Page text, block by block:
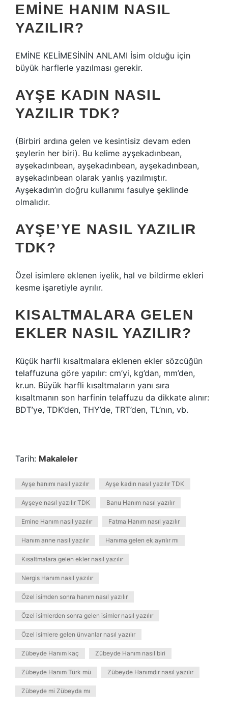
EMINE HANIM NASIL
YAZILIR?
EMİNE KELİMESİNİN ANLAMI İsim olduğu için
büyük harflerle yazılması gerekir.
AYŞE KADIN NASIL
YAZILIR TDK?
(Birbiri ardına gelen ve kesintisiz devam eden
şeylerin her biri). Bu kelime ayşekadınbean,
ayşekadınbean, ayşekadınbean, ayşekadınbean,
ayşekadınbean olarak yanlış yazılmıştır.
Ayşekadın’ın doğru kullanımı fasulye şeklinde
olmalıdır.
AYŞE’YE NASIL YAZILIR
TDK?
Özel isimlere eklenen iyelik, hal ve bildirme ekleri
kesme işaretiyle ayrılır.
KISALTMALARA GELEN
EKLER NASIL YAZILIR?
Küçük harfli kısaltmalara eklenen ekler sözcüğün
telaffuzuna göre yapılır: cm’yi, kg’dan, mm’den,
kr.un. Büyük harfli kısaltmaların yanı sıra
kısaltmanın son harfinin telaffuzu da dikkate alınır:
BDT’ye, TDK’den, THY’de, TRT’den, TL’nın, vb.
Tarih: Makaleler
Ayşe hanımı nasıl yazılır Ayşe kadın nasıl yazılır TDK
Ayşeye nasıl yazılır TDK Banu Hanım nasıl yazılır
Emine Hanım nasıl yazılır Fatma Hanım nasıl yazılır
Hanım anne nasıl yazılır Hanıma gelen ek ayrılır mı
Kısaltmalara gelen ekler nasıl yazılır
Nergis Hanım nasıl yazılır
Özel isimden sonra hanım nasıl yazılır
Özel isimlerden sonra gelen isimler nasıl yazılır
Özel isimlere gelen ünvanlar nasıl yazılır
Zübeyde Hanım kaç Zübeyde Hanım nasıl biri
Zübeyde Hanım Türk mü Zübeyde Hanımdır nasıl yazılır
Zübeyde mi Zübeyda mı